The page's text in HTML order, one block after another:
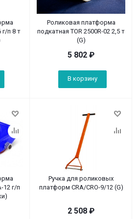
г/п 8 т
Роликовая платформа
подкатная TOR 2500R-02 2,5 т
(G)
5 802 ₽
В корзину
12 г/п
Ручка для роликовых
платформ CRA/CRO-9/12 (G)
2 508 ₽